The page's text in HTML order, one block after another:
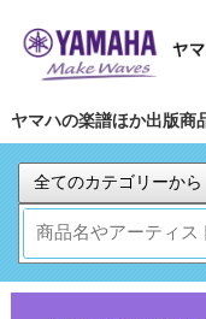
ヤマハの楽譜ほか出版商